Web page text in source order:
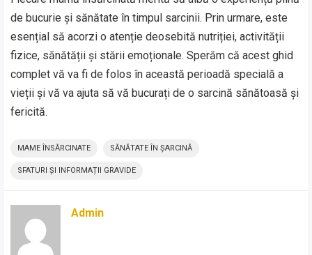
de bucurie și sănătate în timpul sarcinii. Prin urmare, este
esențial să acorzi o atenție deosebită nutriției, activității
fizice, sănătății și stării emoționale. Sperăm că acest ghid
complet vă va fi de folos în această perioadă specială a
vieții și vă va ajuta să vă bucurați de o sarcină sănătoasă și
fericită.
MAME ÎNSĂRCINATE SĂNĂTATE ÎN ȘARCINĂ
SFATURI ȘI INFORMAȚII GRAVIDE
Admin